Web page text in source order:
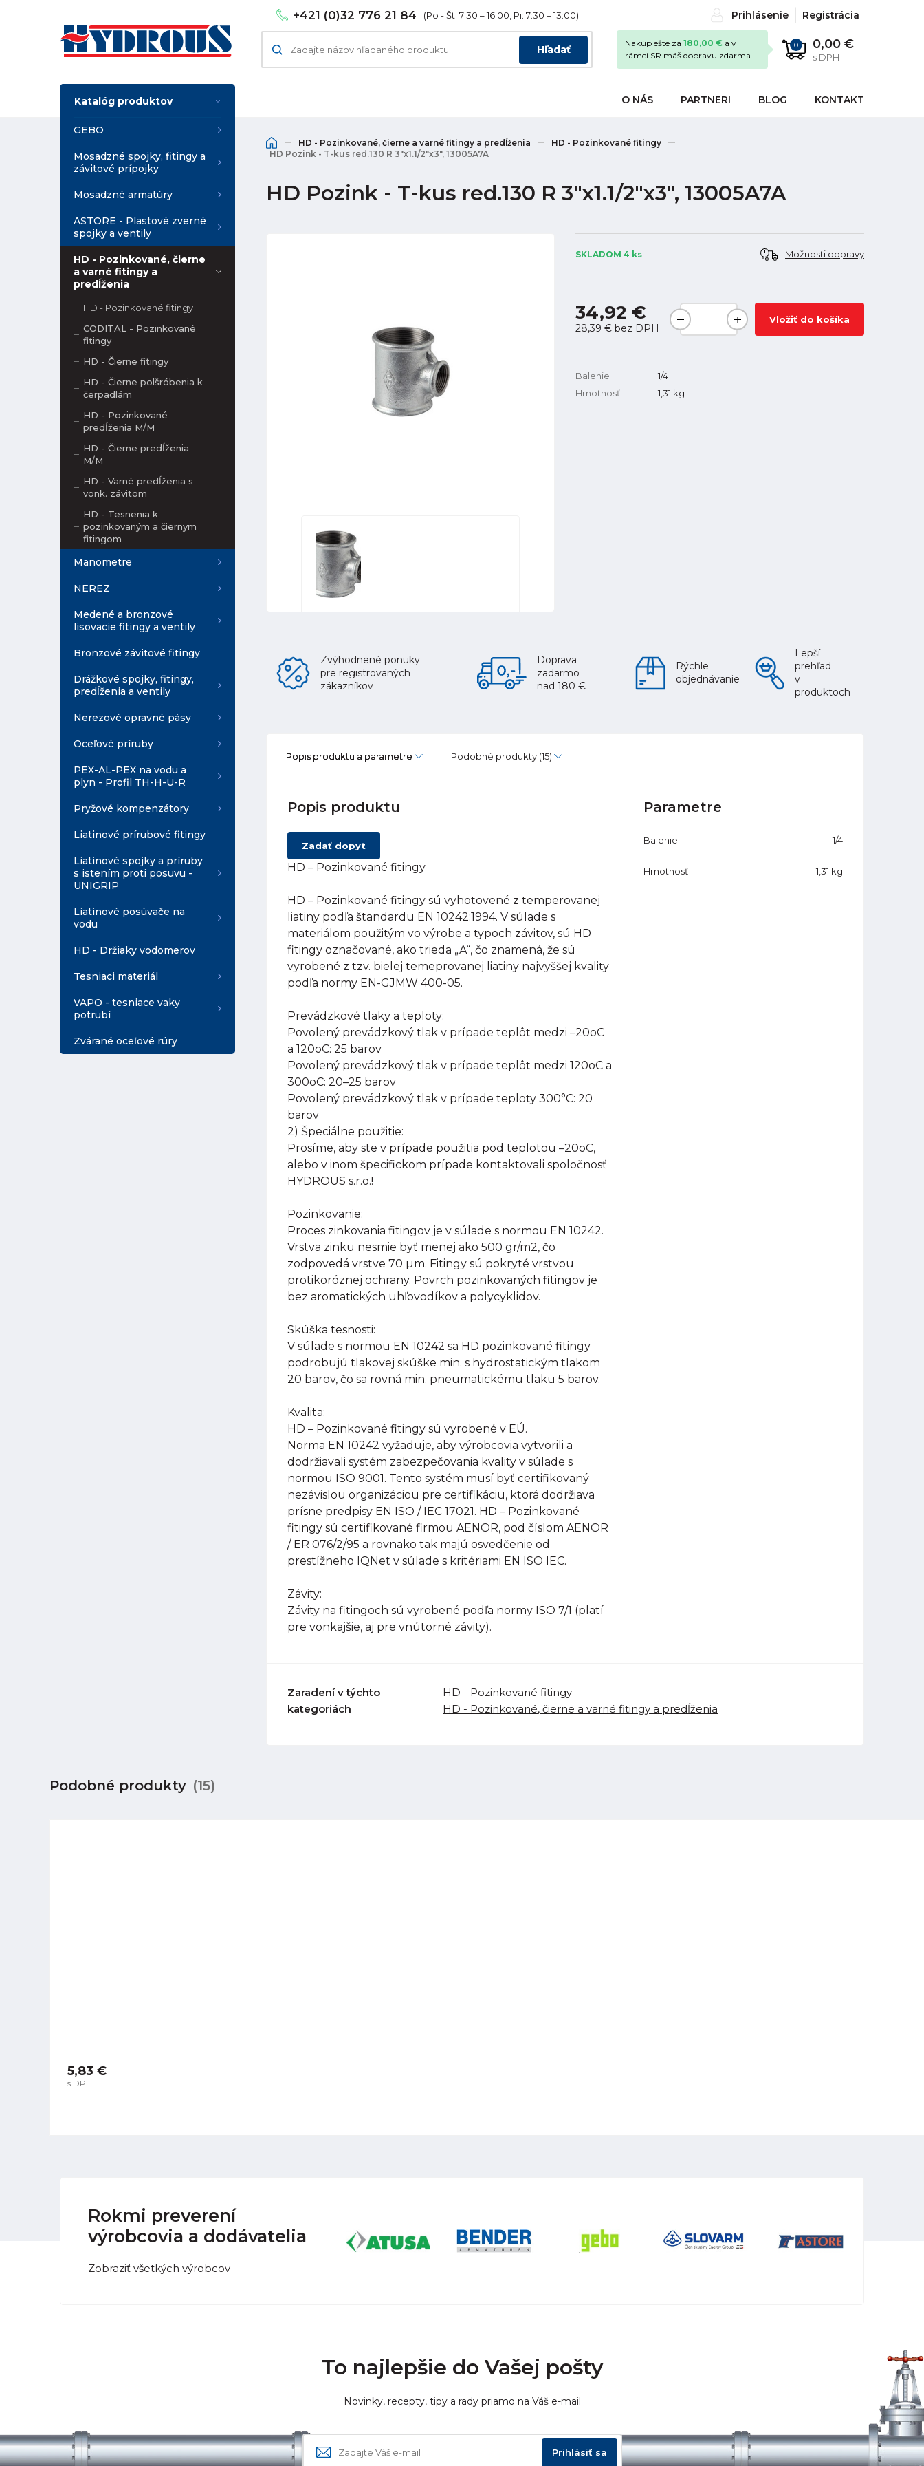
+421 (0)32 776 21 84 (Po - Št: 7:30 – 16:00, Pi: 7:30 – 13:00) Prihlásenie Registrácia
Hľadať 0 0,00 €
s DPH
Nakúp ešte za 180,00 € a v
rámci SR máš dopravu zdarma.
O NÁS PARTNERI BLOG KONTAKT
Katalóg produktov
GEBO
Mosadzné spojky, fitingy a
závitové prípojky
Mosadzné armatúry
ASTORE - Plastové zverné
spojky a ventily
HD - Pozinkované, čierne
a varné fitingy a
predĺženia
HD - Pozinkované fitingy
CODITAL - Pozinkované
fitingy
HD - Čierne fitingy
HD - Čierne polšróbenia k
čerpadlám
HD - Pozinkované
predĺženia M/M
HD - Čierne predĺženia
M/M
HD - Varné predĺženia s
vonk. závitom
HD - Tesnenia k
pozinkovaným a čiernym
fitingom
Manometre
NEREZ
Medené a bronzové
lisovacie fitingy a ventily
Bronzové závitové fitingy
Drážkové spojky, fitingy,
predĺženia a ventily
Nerezové opravné pásy
Oceľové príruby
PEX-AL-PEX na vodu a
plyn - Profil TH-H-U-R
Pryžové kompenzátory
Liatinové prírubové fitingy
Liatinové spojky a príruby
s istením proti posuvu -
UNIGRIP
Liatinové posúvače na
vodu
HD - Držiaky vodomerov
Tesniaci materiál
VAPO - tesniace vaky
potrubí
Zvárané oceľové rúry
HD - Pozinkované, čierne a varné fitingy a predĺženia
HD - Pozinkované fitingy
HD Pozink - T-kus red.130 R 3"x1.1/2"x3", 13005A7A
HD Pozink - T-kus red.130 R 3"x1.1/2"x3", 13005A7A
SKLADOM 4 ks Možnosti dopravy
34,92 €
28,39 € bez DPH
Vložiť do košíka
Balenie
1/4
Hmotnosť
1,31 kg
Zvýhodnené ponuky
pre registrovaných
zákazníkov
Doprava
zadarmo
nad 180 €
Rýchle
objednávanie
Lepší
prehľad
v
produktoch
Popis produktu a parametre Podobné produkty (15)
Popis produktu
Zadať dopyt
HD – Pozinkované fitingy
HD – Pozinkované fitingy sú vyhotovené z temperovanej
liatiny podľa štandardu EN 10242:1994. V súlade s
materiálom použitým vo výrobe a typoch závitov, sú HD
fitingy označované, ako trieda „A“, čo znamená, že sú
vyrobené z tzv. bielej temeprovanej liatiny najvyššej kvality
podľa normy EN-GJMW 400-05.
Prevádzkové tlaky a teploty:
Povolený prevádzkový tlak v prípade teplôt medzi –20oC
a 120oC: 25 barov
Povolený prevádzkový tlak v prípade teplôt medzi 120oC a
300oC: 20–25 barov
Povolený prevádzkový tlak v prípade teploty 300°C: 20
barov
2) Špeciálne použitie:
Prosíme, aby ste v prípade použitia pod teplotou –20oC,
alebo v inom špecifickom prípade kontaktovali spoločnosť
HYDROUS s.r.o.!
Pozinkovanie:
Proces zinkovania fitingov je v súlade s normou EN 10242.
Vrstva zinku nesmie byť menej ako 500 gr/m2, čo
zodpovedá vrstve 70 µm. Fitingy sú pokryté vrstvou
protikoróznej ochrany. Povrch pozinkovaných fitingov je
bez aromatických uhľovodíkov a polycyklidov.
Skúška tesnosti:
V súlade s normou EN 10242 sa HD pozinkované fitingy
podrobujú tlakovej skúške min. s hydrostatickým tlakom
20 barov, čo sa rovná min. pneumatickému tlaku 5 barov.
Kvalita:
HD – Pozinkované fitingy sú vyrobené v EÚ.
Norma EN 10242 vyžaduje, aby výrobcovia vytvorili a
dodržiavali systém zabezpečovania kvality v súlade s
normou ISO 9001. Tento systém musí byť certifikovaný
nezávislou organizáciou pre certifikáciu, ktorá dodržiava
prísne predpisy EN ISO / IEC 17021. HD – Pozinkované
fitingy sú certifikované firmou AENOR, pod číslom AENOR
/ ER 076/2/95 a rovnako tak majú osvedčenie od
prestížneho IQNet v súlade s kritériami EN ISO IEC.
Závity:
Závity na fitingoch sú vyrobené podľa normy ISO 7/1 (platí
pre vonkajšie, aj pre vnútorné závity).
Parametre
Balenie 1/4
Hmotnosť 1,31 kg
Zaradení v týchto
kategoriách
HD - Pozinkované fitingy
HD - Pozinkované, čierne a varné fitingy a predĺženia
Podobné produkty (15)
5,83 €
s DPH
Rokmi preverení
výrobcovia a dodávatelia
Zobraziť všetkých výrobcov
To najlepšie do Vašej pošty
Novinky, recepty, tipy a rady priamo na Váš e-mail
Prihlásiť sa